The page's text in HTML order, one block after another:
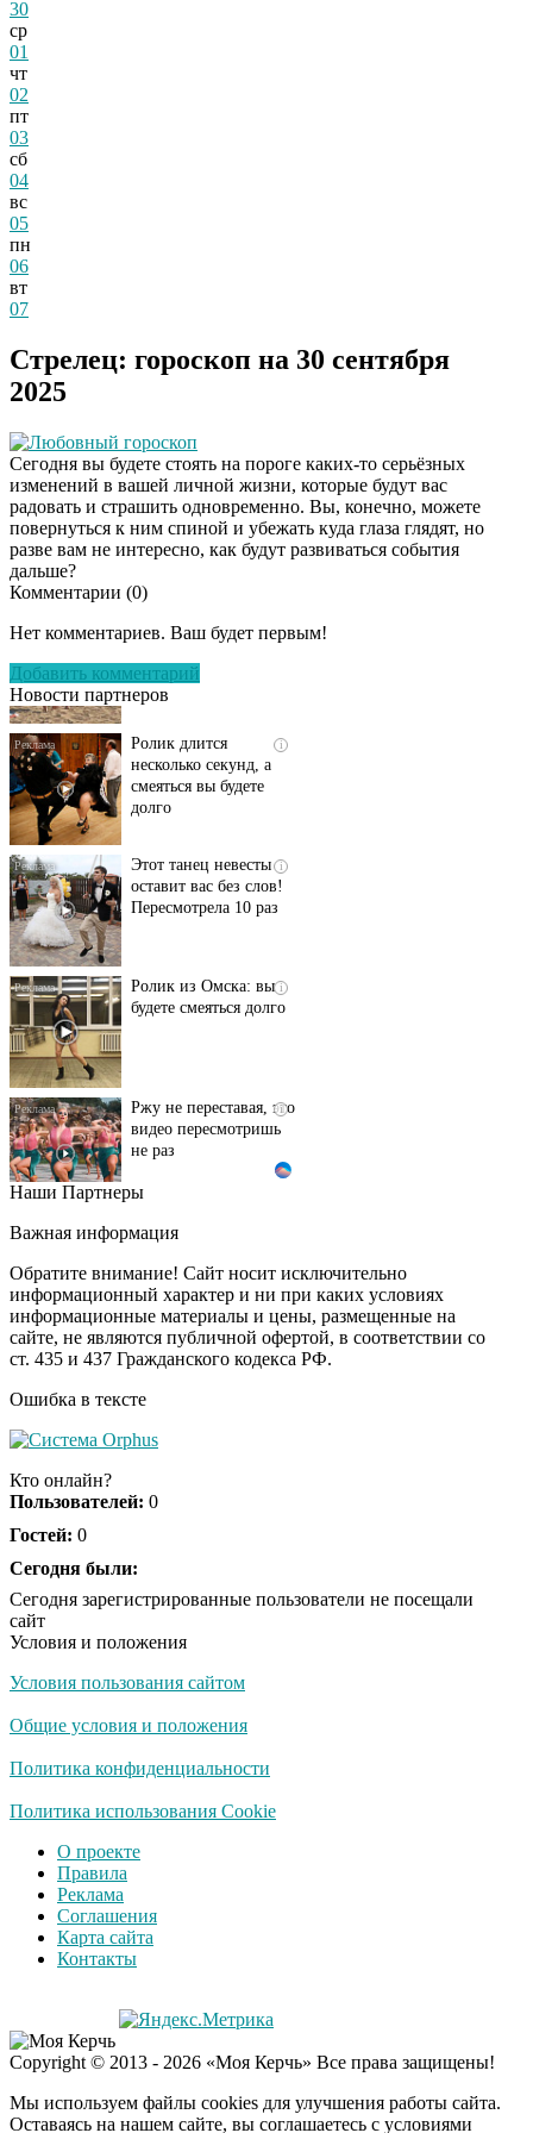
30
ср
01
чт
02
пт
03
сб
04
вс
05
пн
06
вт
07
Стрелец: гороскоп на 30 сентября
2025
Любовный гороскоп
Сегодня вы будете стоять на пороге каких-то серьёзных
изменений в вашей личной жизни, которые будут вас
радовать и страшить одновременно. Вы, конечно, можете
повернуться к ним спиной и убежать куда глаза глядят, но
разве вам не интересно, как будут развиваться события
дальше?
Комментарии (0)
Нет комментариев. Ваш будет первым!
Добавить комментарий
Новости партнеров
Скрытая камера на
люди вытворяют, когда
их не видят...
несколько секунд, а
смеяться вы будете
долго
оставит вас без слов!
Пересмотрела 10 раз
будете смеяться долго
видео пересмотришь
не раз
Ролик длится пару
шоке от увиденного
i
Королева вагона
отожгла! Видео не
оставит равнодушным
Наши Партнеры
Важная информация
Обратите внимание! Сайт носит исключительно
информационный характер и ни при каких условиях
информационные материалы и цены, размещенные на
сайте, не являются публичной офертой, в соответствии со
ст. 435 и 437 Гражданского кодекса РФ.
Ошибка в тексте
Кто онлайн?
Пользователей: 0
Гостей: 0
Сегодня были:
Сегодня зарегистрированные пользователи не посещали
сайт
Условия и положения
Условия пользования сайтом
Общие условия и положения
Политика конфиденциальности
Политика использования Cookie
О проекте
Правила
Реклама
Соглашения
Карта сайта
Контакты
Copyright © 2013 - 2026 «Моя Керчь» Все права защищены!
Мы используем файлы cookies для улучшения работы сайта.
Оставаясь на нашем сайте, вы соглашаетесь с условиями